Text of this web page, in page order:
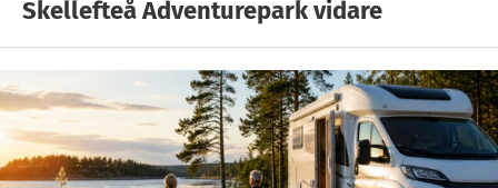
Skellefteå Adventurepark vidare